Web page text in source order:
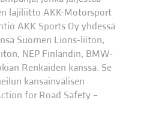
lajiliitto AKK-Motorsport
AKK Sports Oy yhdessä
Suomen Lions-liiton,
NEP Finlandin, BMW-
Renkaiden kanssa. Se
kansainvälisen
for Road Safety –